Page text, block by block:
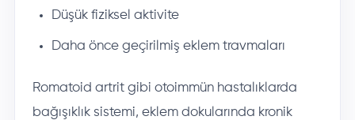
Düşük fiziksel aktivite
Daha önce geçirilmiş eklem travmaları
Romatoid artrit gibi otoimmün hastalıklarda
bağışıklık sistemi, eklem dokularında kronik